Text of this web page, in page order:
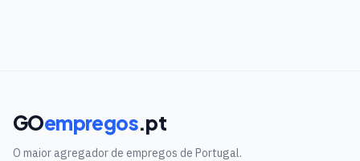
GOempregos.pt
O maior agregador de empregos de Portugal.